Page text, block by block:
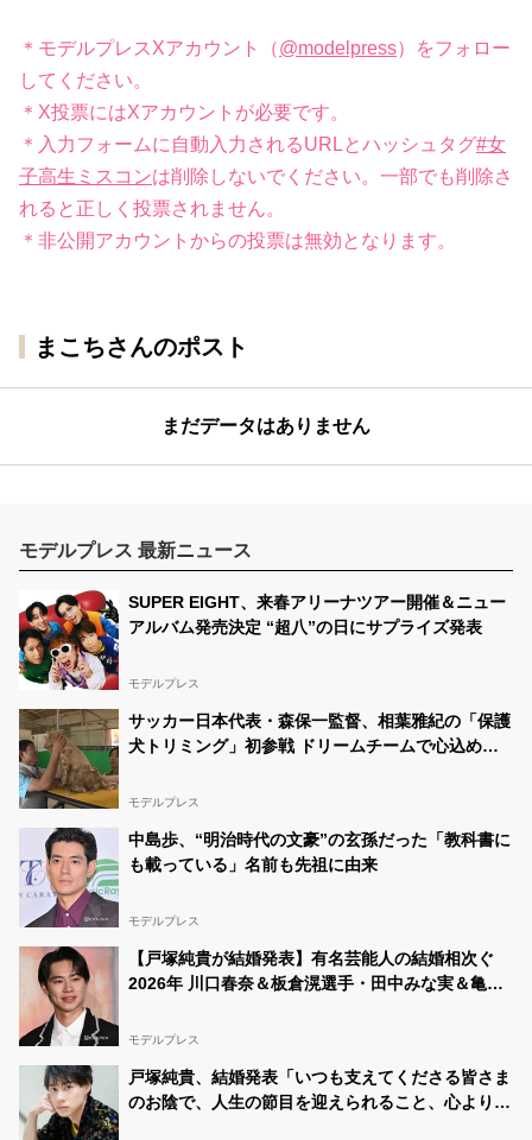
＊モデルプレスXアカウント（@modelpress）をフォロー
してください。
＊X投票にはXアカウントが必要です。
＊入力フォームに自動入力されるURLとハッシュタグ#女
子高生ミスコンは削除しないでください。一部でも削除さ
れると正しく投票されません。
＊非公開アカウントからの投票は無効となります。
まこちさんのポスト
まだデータはありません
モデルプレス 最新ニュース
SUPER EIGHT、来春アリーナツアー開催＆ニュー
アルバム発売決定 “超八”の日にサプライズ発表
モデルプレス
サッカー日本代表・森保一監督、相葉雅紀の「保護
犬トリミング」初参戦 ドリームチームで心込めて
モデルプレス
中島歩、“明治時代の文豪”の玄孫だった「教科書に
も載っている」名前も先祖に由来
モデルプレス
【戸塚純貴が結婚発表】有名芸能人の結婚相次ぐ
2026年 川口春奈＆板倉滉選手・田中みな実＆亀梨
モデルプレス
戸塚純貴、結婚発表「いつも支えてくださる皆さま
のお陰で、人生の節目を迎えられること、心より感